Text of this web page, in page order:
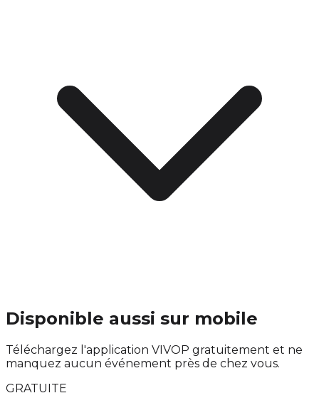
Disponible aussi sur mobile
Téléchargez l'application VIVOP gratuitement et ne
manquez aucun événement près de chez vous.
GRATUITE